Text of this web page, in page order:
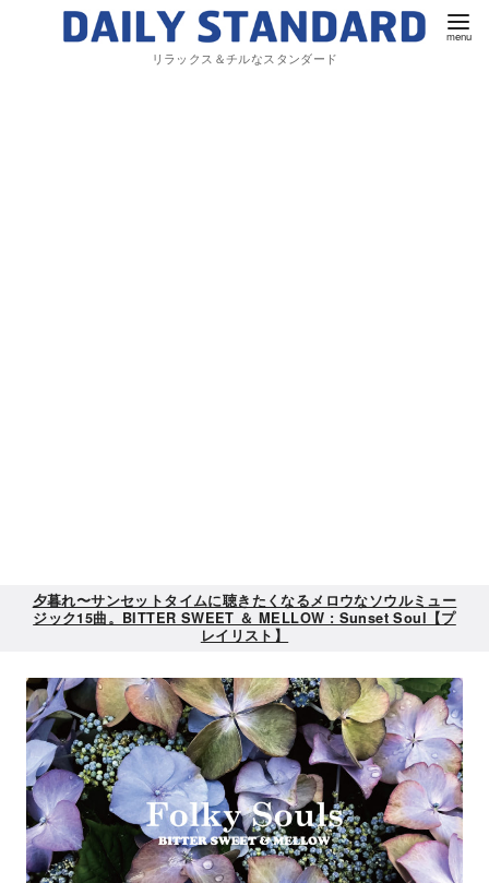
リラックス＆チルなスタンダード
夕暮れ〜サンセットタイムに聴きたくなるメロウなソウルミュー
ジック15曲。BITTER SWEET ＆ MELLOW : Sunset Soul【プ
レイリスト】